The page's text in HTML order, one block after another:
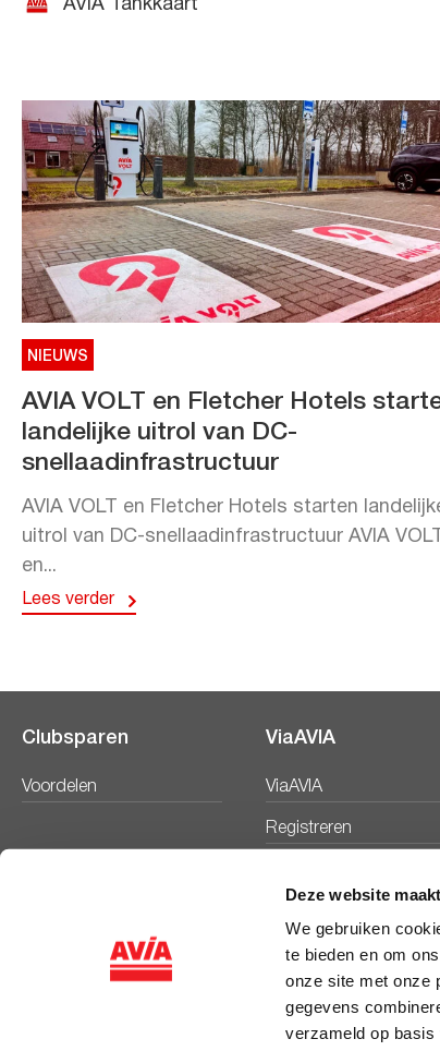
Deze website
We gebruiken
te bieden en om
onze site met onze
gegevens
verzameld op
AVIA Tankkaart
NIEUWS
AVIA VOLT en Fletcher Hotels
landelijke uitrol van DC-
snellaadinfrastructuur
AVIA VOLT en Fletcher Hotels starten
uitrol van DC-snellaadinfrastructuur AVIA VOLT
en...
Lees verder
Clubsparen
Voordelen
ViaAVIA
ViaAVIA
Registreren